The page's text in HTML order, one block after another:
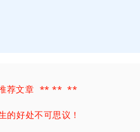
文章 ** ** **
的好处不可思议！